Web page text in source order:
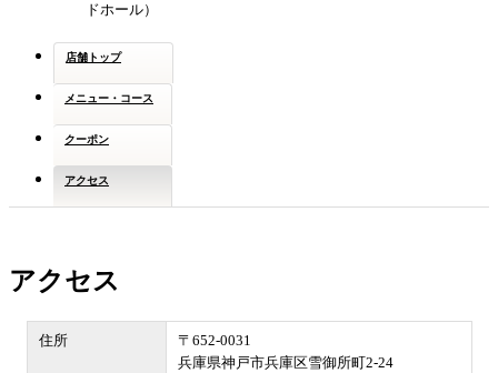
ドホール）
店舗トップ
メニュー・コース
クーポン
アクセス
アクセス
住所
〒652-0031
兵庫県神戸市兵庫区雪御所町2-24